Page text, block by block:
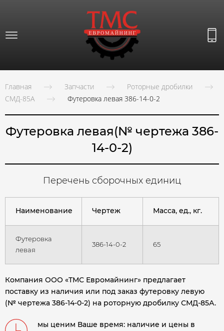
Главная Запчасти
Роторные дробилки
СМД-85А
Футеровка левая 386-14-0-2
Футеровка левая(№ чертежа 386-
14-0-2)
Перечень сборочных единиц
Наименование Чертеж Масса, ед., кг.
Футеровка
левая
386-14-0-2 65
Компания ООО «ТМС Евромайнинг» предлагает
поставку из наличия или под заказ футеровку левую
(№ чертежа 386-14-0-2) на роторную дробилку СМД-85А.
мы ценим Ваше время: наличие и цены в